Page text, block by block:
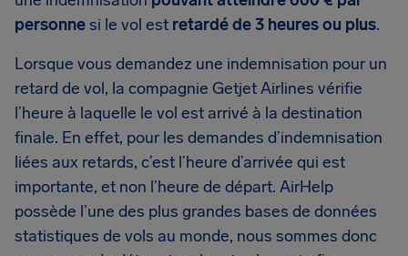
personnesi le vol est retardé de 3 heures ou plus.
Lorsque vous demandez une indemnisation pour un
retard de vol, la compagnie Getjet Airlines vérifie
l’heure à laquelle le vol est arrivé à la destination
finale. En effet, pour les demandes d’indemnisation
liées aux retards, c’est l’heure d’arrivée qui est
importante, et non l’heure de départ. AirHelp
possède l’une des plus grandes bases de données
statistiques de vols au monde, nous sommes donc